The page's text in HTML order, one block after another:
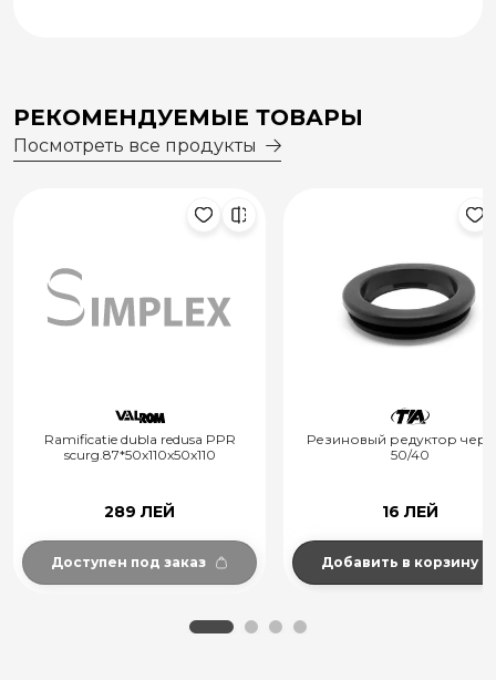
РЕКОМЕНДУЕМЫЕ ТОВАРЫ
Посмотреть все продукты
Ramificatie dubla redusa PPR
scurg.87*50x110x50x110
289 ЛЕЙ
Доступен под заказ
Резиновый редуктор
50/40
16 ЛЕЙ
Добавить в корзину